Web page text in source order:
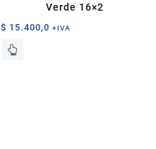
Verde 16×2
$ 15.400,0 +IVA
Este